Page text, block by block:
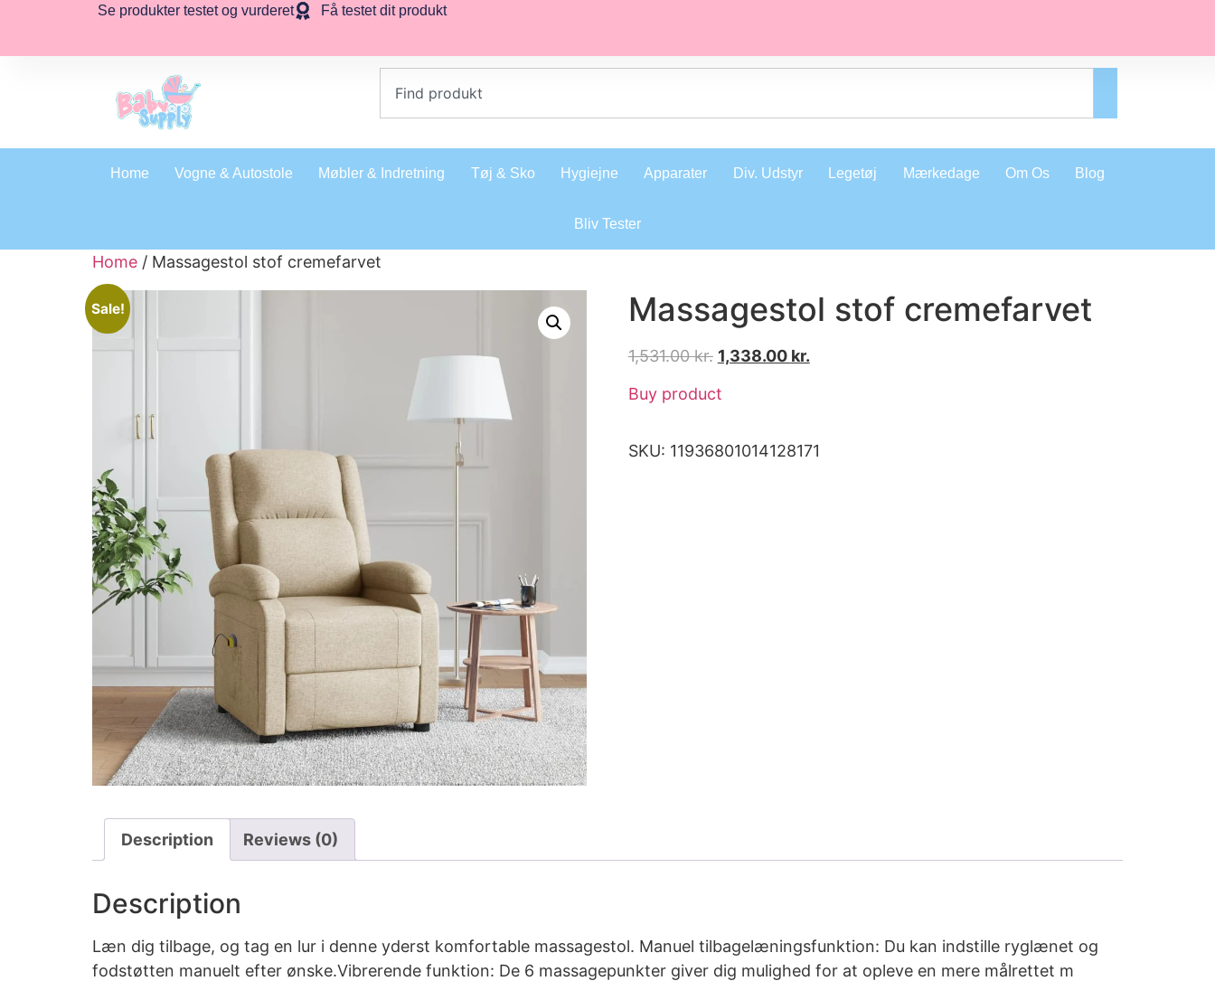
Se produkter testet og vurderet Få testet dit produkt
Home Vogne & Autostole Møbler & Indretning Tøj & Sko Hygiejne Apparater Div. Udstyr Legetøj Mærkedage Om Os Blog
Bliv Tester
Home / Massagestol stof cremefarvet
Sale! Massagestol stof cremefarvet
1,531.00kr. 1,338.00 kr.
Buy product
SKU: 11936801014128171
Description Reviews (0)
Description
Læn dig tilbage, og tag en lur i denne yderst komfortable massagestol. Manuel tilbagelæningsfunktion: Du kan indstille ryglænet og
fodstøtten manuelt efter ønske.Vibrerende funktion: De 6 massagepunkter giver dig mulighed for at opleve en mere målrettet m